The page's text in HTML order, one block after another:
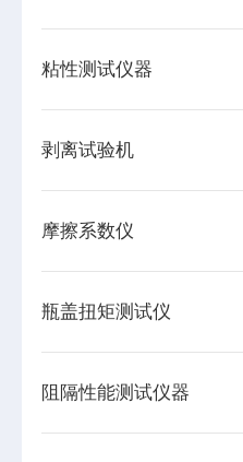
粘性测试仪器
剥离试验机
摩擦系数仪
瓶盖扭矩测试仪
阻隔性能测试仪器